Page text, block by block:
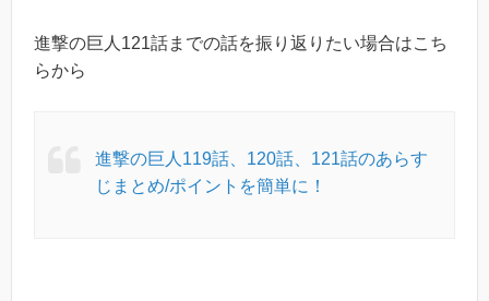
進撃の巨人121話までの話を振り返りたい場合はこち
らから
進撃の巨人119話、120話、121話のあらす
じまとめ/ポイントを簡単に！